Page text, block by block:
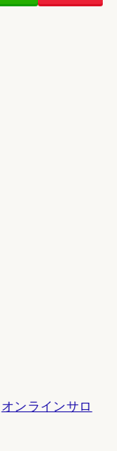
オンラインサロ